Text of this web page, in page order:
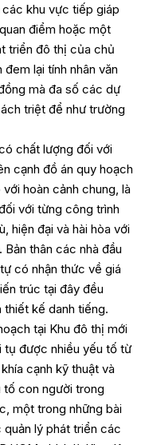
khu vực tiếp giáp
điểm hoặc một
triển đô thị của chủ
lại tính nhân văn
mà đa số các dự
triệt để như trường
chất lượng đối với
cạnh đồ án quy hoạch
hoàn cảnh chung, là
với từng công trình
hiện đại và hài hòa với
thân các nhà đầu
có nhận thức về giá
trúc tại đây đều
kế danh tiếng.
tại Khu đô thị mới
tụ được nhiều yếu tố từ
cạnh kỹ thuật và
tố con người trong
một trong những bài
lý phát triển các